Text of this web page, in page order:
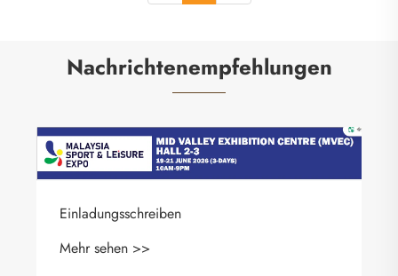
Nachrichtenempfehlungen
Einladungsschreiben
Mehr sehen >>